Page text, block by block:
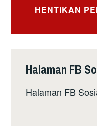
HENTIKAN
Halaman FB
Halaman FB